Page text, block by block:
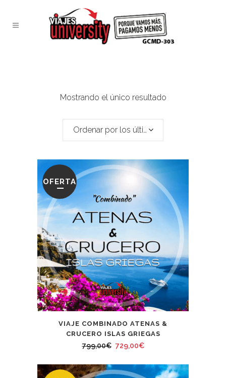
Mostrando el único resultado
Ordenar por los últimos
OFERTA
VIAJE COMBINADO ATENAS &
CRUCERO ISLAS GRIEGAS
799,00€ El
original
729,00€El
actual